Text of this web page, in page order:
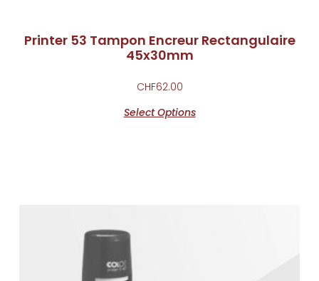
Printer 53 Tampon Encreur Rectangulaire
45x30mm
CHF62.00
Select Options